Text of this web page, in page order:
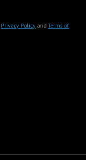
Privacy Policy and Terms of